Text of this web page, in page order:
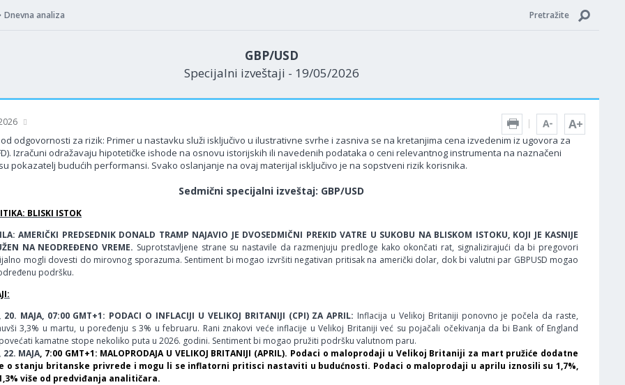
Dnevna analiza Pretražite
GBP/USD
Specijalni izveštaji - 19/05/2026
odgovornosti za rizik: Primer u nastavku služi isključivo u ilustrativne svrhe i zasniva se na kretanjima cena izvedenim iz ugovora za
Izračuni odražavaju hipotetičke ishode na osnovu istorijskih ili navedenih podataka o ceni relevantnog instrumenta na naznačeni
pokazatelj budućih performansi. Svako oslanjanje na ovaj materijal isključivo je na sopstveni rizik korisnika.
Sedmični specijalni izveštaj: GBP/USD
BLISKI ISTOK
AMERIČKI PREDSEDNIK DONALD TRAMP NAJAVIO JE DVOSEDMIČNI PREKID VATRE U SUKOBU NA BLISKOM ISTOKU, KOJI JE KASNIJE
NA NEODREĐENO VREME. Suprotstavljene strane su nastavile da razmenjuju predloge kako okončati rat, signalizirajući da bi pregovori
mogli dovesti do mirovnog sporazuma. Sentiment bi mogao izvršiti negativan pritisak na američki dolar, dok bi valutni par GBPUSD mogao
podršku.
20. MAJA, 07:00 GMT+1: PODACI O INFLACIJI U VELIKOJ BRITANIJI (CPI) ZA APRIL: Inflacija u Velikoj Britaniji ponovno je počela da raste,
3,3% u martu, u poređenju s 3% u februaru. Rani znakovi veće inflacije u Velikoj Britaniji već su pojačali očekivanja da bi Bank of England
kamatne stope nekoliko puta u 2026. godini. Sentiment bi mogao pružiti podršku valutnom paru.
22. MAJA, 7:00 GMT+1: MALOPRODAJA U VELIKOJ BRITANIJI (APRIL). Podaci o maloprodaji u Velikoj Britaniji za mart pružiće dodatne
o stanju britanske privrede i mogu li se inflatorni pritisci nastaviti u budućnosti. Podaci o maloprodaji u aprilu iznosili su 1,7%,
više od predviđanja analitičara.